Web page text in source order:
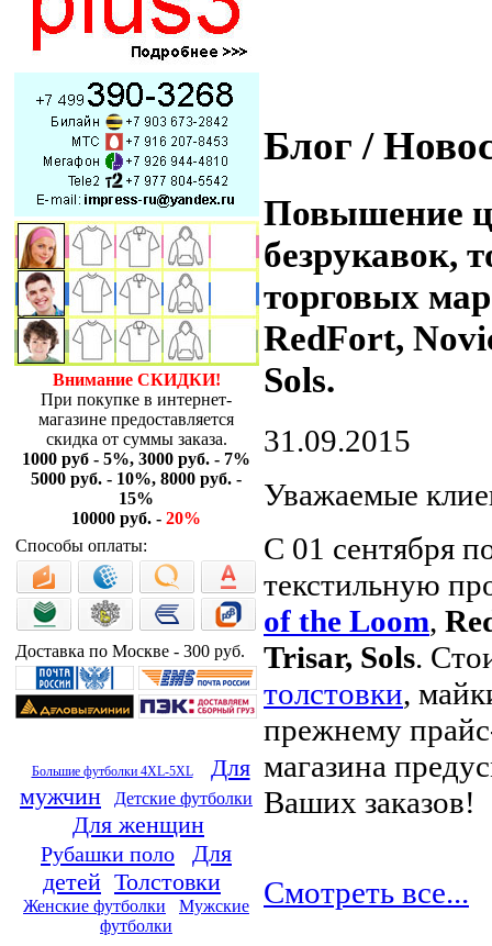
Внимание СКИДКИ!
При покупке в интернет-
магазине предоставляется
скидка от суммы заказа.
1000 руб - 5%, 3000 руб. - 7%
5000 руб. - 10%, 8000 руб. -
15%
10000 руб. - 20%
Способы оплаты:
Доставка по Москве - 300 руб.
Большие футболки 4XL-5XL
Для
мужчин
Детские футболки
Для женщин
Рубашки поло
Для
детей Толстовки
Женские футболки
Мужские
футболки
Блог /
Повышение
безрукавок,
торговых
RedFort,
Sols.
31.09.2015
Уважаемые
С 01 сентября
текстильную
of the Loom,
Trisar, Sols.
толстовки,
прежнему
магазина
Ваших заказов!
Смотреть все...